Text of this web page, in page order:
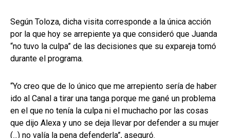
Según Toloza, dicha visita corresponde a la única acción
por la que hoy se arrepiente ya que consideró que Juanda
“no tuvo la culpa” de las decisiones que su expareja tomó
durante el programa.
“Yo creo que de lo único que me arrepiento sería de haber
ido al Canal a tirar una tanga porque me gané un problema
en el que no tenía la culpa ni el muchacho por las cosas
que dijo Alexa y uno se deja llevar por defender a su mujer
(...) no valía la pena defenderla”, aseguró.